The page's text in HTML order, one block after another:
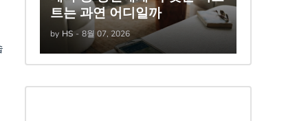
트는 과연 어디일까
by HS - 8월 07, 2026